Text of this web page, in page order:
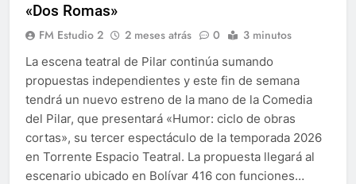
«Dos Romas»
FM Estudio 2 2 meses atrás 0 3 minutos
La escena teatral de Pilar continúa sumando
propuestas independientes y este fin de semana
tendrá un nuevo estreno de la mano de la Comedia
del Pilar, que presentará «Humor: ciclo de obras
cortas», su tercer espectáculo de la temporada 2026
en Torrente Espacio Teatral. La propuesta llegará al
escenario ubicado en Bolívar 416 con funciones…